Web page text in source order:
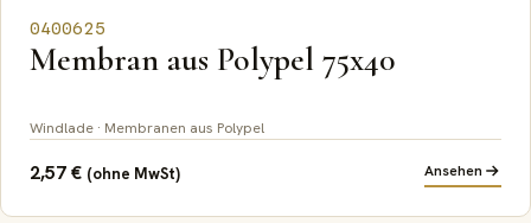
0400625
Membran aus Polypel 75x40
Windlade · Membranen aus Polypel
2,57€ (ohne MwSt) Ansehen